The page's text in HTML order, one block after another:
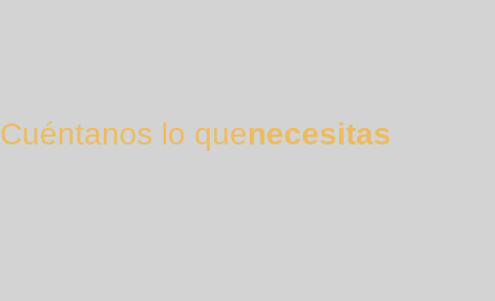
Cuéntanos lo quenecesitas